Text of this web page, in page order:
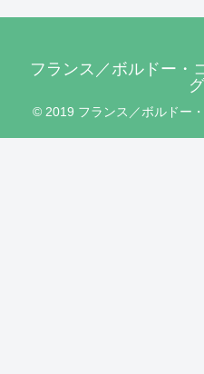
フランス／ボルドー・
グ
© 2019 フランス／ボルドー